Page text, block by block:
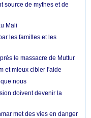
source de mythes et de
Mali
les familles et les
le massacre de Muttur
et mieux cibler l'aide
nous
doivent devenir la
met des vies en danger